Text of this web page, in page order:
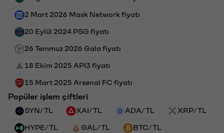
2 Mart 2026 Mask Network fiyatı
20 Eylül 2024 PSG fiyatı
26 Temmuz 2026 Gala fiyatı
18 Ekim 2025 API3 fiyatı
15 Mart 2025 Arsenal FC fiyatı
Popüler işlem çiftleri
SYN/TL XAI/TL ADA/TL XRP/TL
HYPE/TL GAL/TL BTC/TL